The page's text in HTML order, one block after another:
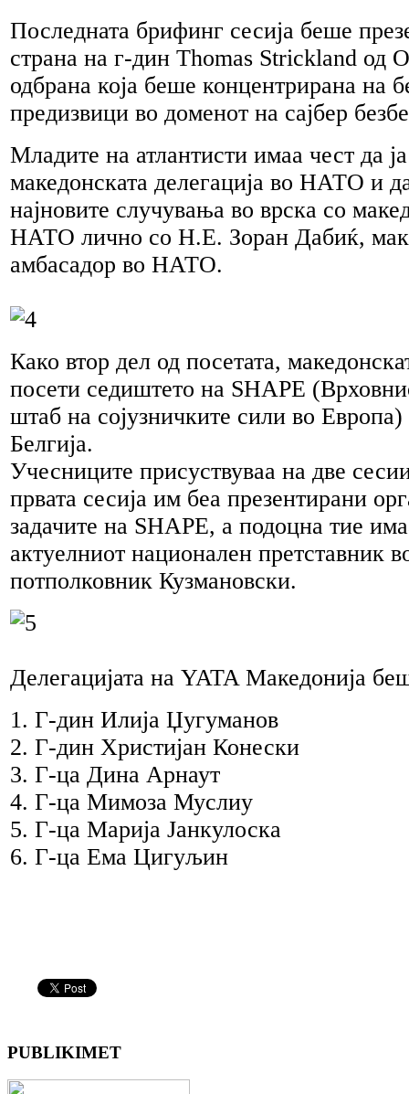
Последната брифинг сесија беше
страна на г-дин Thomas Strickland од
одбрана која беше концентрирана на
предизвици во доменот на сајбер
Младите на атлантисти имаа чест да
македонската делегација во НАТО и да
најновите случувања во врска со
НАТО лично со Н.Е. Зоран Дабиќ,
амбасадор во НАТО.
Како втор дел од посетата,
посети седиштето на SHAPE
штаб на сојузничките сили во
Белгија.
Учесниците присуствуваа на две
првата сесија им беа презентирани
задачите на SHAPE, а подоцна тие
актуелниот национален претставник
потполковник Кузмановски.
Делегацијата на YATA Македонија
1. Г-дин Илија Џугуманов
2. Г-дин Христијан Конески
3. Г-ца Дина Арнаут
4. Г-ца Мимоза Муслиу
5. Г-ца Марија Јанкулоска
6. Г-ца Ема Цигуљин
PUBLIKIMET